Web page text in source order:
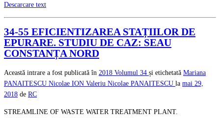
Descarcare text
34-55 EFICIENTIZAREA STAȚIILOR DE
EPURARE. STUDIU DE CAZ: SEAU
CONSTANȚA NORD
Această intrare a fost publicată în 2018 Volumul 34 și etichetată Mariana
PANAITESCU Nicolae ION Valeriu Nicolae PANAITESCU la mai 29,
2018 de RC
STREAMLINE OF WASTE WATER TREATMENT PLANT.